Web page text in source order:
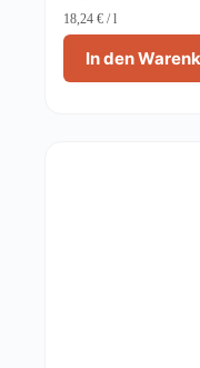
In den
18,24 € /l